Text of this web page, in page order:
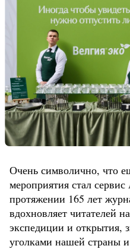
Очень символично, что
мероприятия стал
протяжении 165 лет
вдохновляет читателей
экспедиции и открытия,
уголками нашей страны